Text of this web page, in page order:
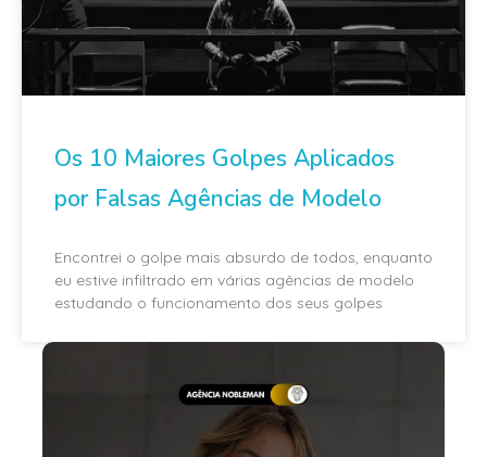
Os 10 Maiores Golpes Aplicados
por Falsas Agências de Modelo
Encontrei o golpe mais absurdo de todos, enquanto
eu estive infiltrado em várias agências de modelo
estudando o funcionamento dos seus golpes